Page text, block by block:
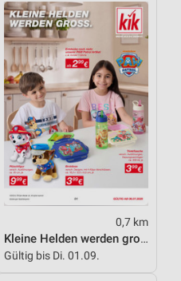
0,7 km
Kleine Helden werden gross
Gültig bis Di. 01.09.
Informationen
zur Auswahl von